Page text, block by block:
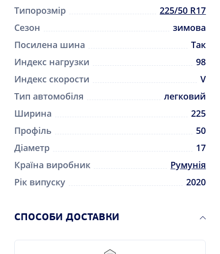
Типорозмір
225/50 R17
Сезон
зимова
Посилена шина
Так
Индекс нагрузки
98
Индекс скорости
V
Тип автомобіля
легковий
Ширина
225
Профіль
50
Діаметр
17
Країна виробник
Румунія
Рік випуску
2020
СПОСОБИ ДОСТАВКИ